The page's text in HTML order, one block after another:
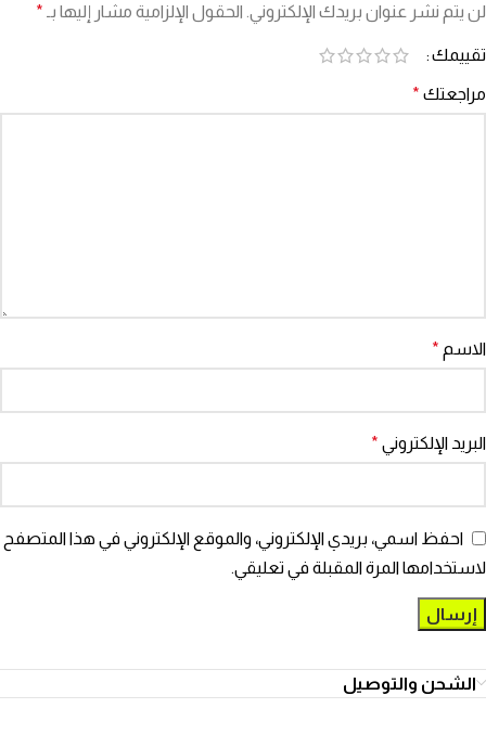
لن يتم نشر عنوان بريدك الإلكتروني. الحقول الإلزامية مشار إليها بـ *
تقييمك
مراجعتك *
الاسم *
البريد الإلكتروني *
احفظ اسمي، بريدي الإلكتروني، والموقع الإلكتروني في هذا المتصفح
لاستخدامها المرة المقبلة في تعليقي.
الشحن والتوصيل